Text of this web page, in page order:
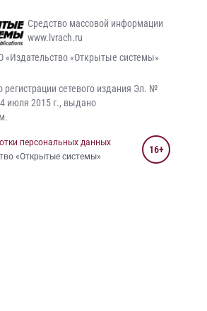
Средство массовой информации
www.lvrach.ru
«Издательство «Открытые системы»
регистрации сетевого издания Эл. №
июля 2015 г., выдано
персональных данных
«Открытые системы»
16+